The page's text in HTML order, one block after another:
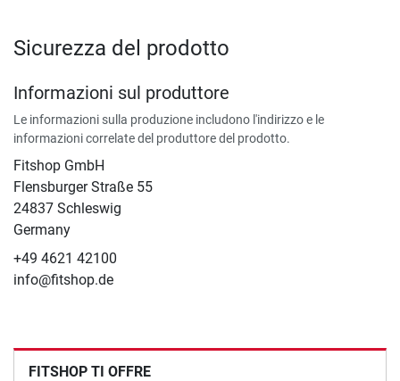
Sicurezza del prodotto
Informazioni sul produttore
Le informazioni sulla produzione includono l'indirizzo e le
informazioni correlate del produttore del prodotto.
Fitshop GmbH
Flensburger Straße 55
24837 Schleswig
Germany
+49 4621 42100
info@fitshop.de
FITSHOP TI OFFRE